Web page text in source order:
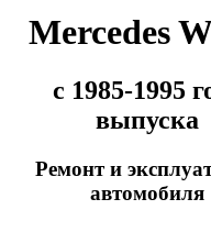
Mercedes
с 1985-1995
выпуска
Ремонт и
автомобиля